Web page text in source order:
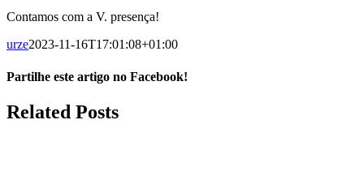
Contamos com a V. presença!
urze2023-11-16T17:01:08+01:00
Partilhe este artigo no Facebook!
Facebook
Related Posts